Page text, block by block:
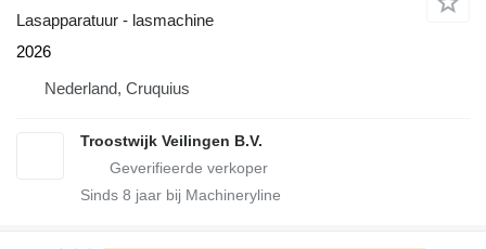
Lasapparatuur - lasmachine
2026
Nederland, Cruquius
Troostwijk Veilingen B.V.
Sinds 8 jaar bij Machineryline